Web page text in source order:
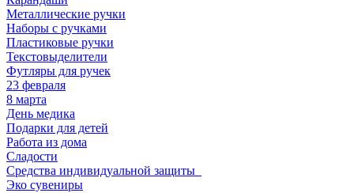
Металлические ручки
Наборы с ручками
Пластиковые ручки
Текстовыделители
Футляры для ручек
23 февраля
8 марта
День медика
Подарки для детей
Работа из дома
Сладости
Средства индивидуальной защиты_
Эко сувениры